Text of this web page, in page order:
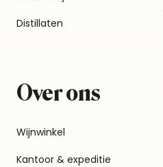
Distillaten
Over ons
Wijnwinkel
Kantoor & expeditie